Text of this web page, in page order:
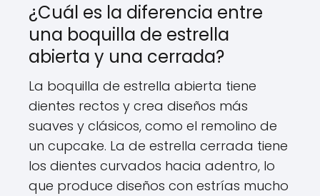
¿Cuál es la diferencia entre
una boquilla de estrella
abierta y una cerrada?
La boquilla de estrella abierta tiene
dientes rectos y crea diseños más
suaves y clásicos, como el remolino de
un cupcake. La de estrella cerrada tiene
los dientes curvados hacia adentro, lo
que produce diseños con estrías mucho